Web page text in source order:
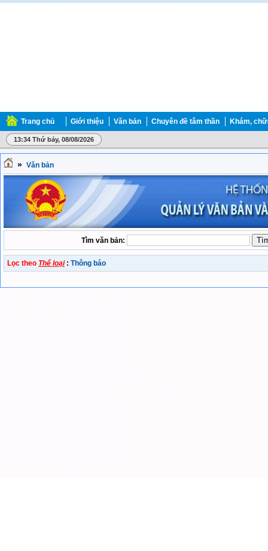
Trang chủ Giới thiệu Văn bản Chuyên đề tâm thần Khám,
13:34 Thứ bảy, 08/08/2026
» Văn bản
Tìm văn bản:
Lọc theo Thể loại: Thông báo